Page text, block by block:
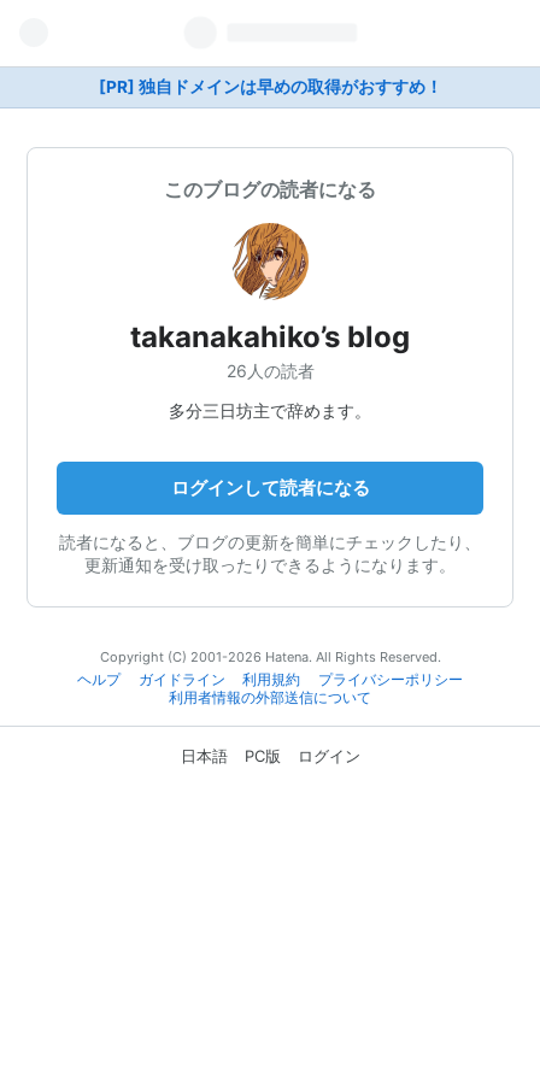
[PR] 独自ドメインは早めの取得がおすすめ！
このブログの読者になる
takanakahiko’s blog
26人の読者
多分三日坊主で辞めます。
ログインして読者になる
読者になると、ブログの更新を簡単にチェックしたり、
更新通知を受け取ったりできるようになります。
Copyright (C) 2001-2026 Hatena. All Rights Reserved.
ヘルプ
ガイドライン 利用規約
プライバシーポリシー
利用者情報の外部送信について
日本語 PC版 ログイン